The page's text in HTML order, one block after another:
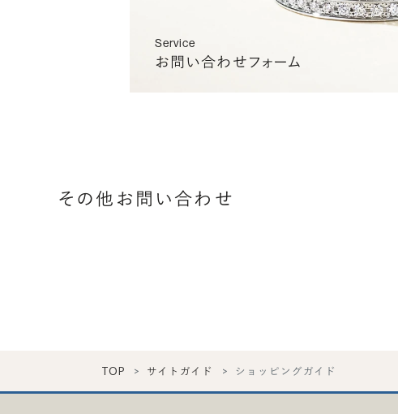
Service
お問い合わせフォーム
その他お問い合わせ
TOP サイトガイド ショッピングガイド